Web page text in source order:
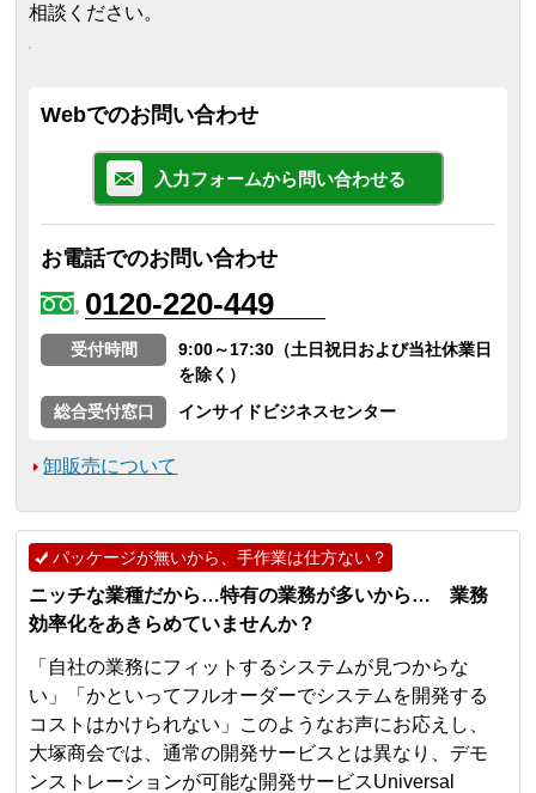
相談ください。
Webでのお問い合わせ
入力フォームから問い合わせる
お電話でのお問い合わせ
0120-220-449
受付時間
9:00～17:30（土日祝日および当社休業日
を除く）
総合受付窓口
インサイドビジネスセンター
卸販売について
パッケージが無いから、手作業は仕方ない？
ニッチな業種だから…特有の業務が多いから… 業務
効率化をあきらめていませんか？
「自社の業務にフィットするシステムが見つからな
い」「かといってフルオーダーでシステムを開発する
コストはかけられない」このようなお声にお応えし、
大塚商会では、通常の開発サービスとは異なり、デモ
ンストレーションが可能な開発サービスUniversal